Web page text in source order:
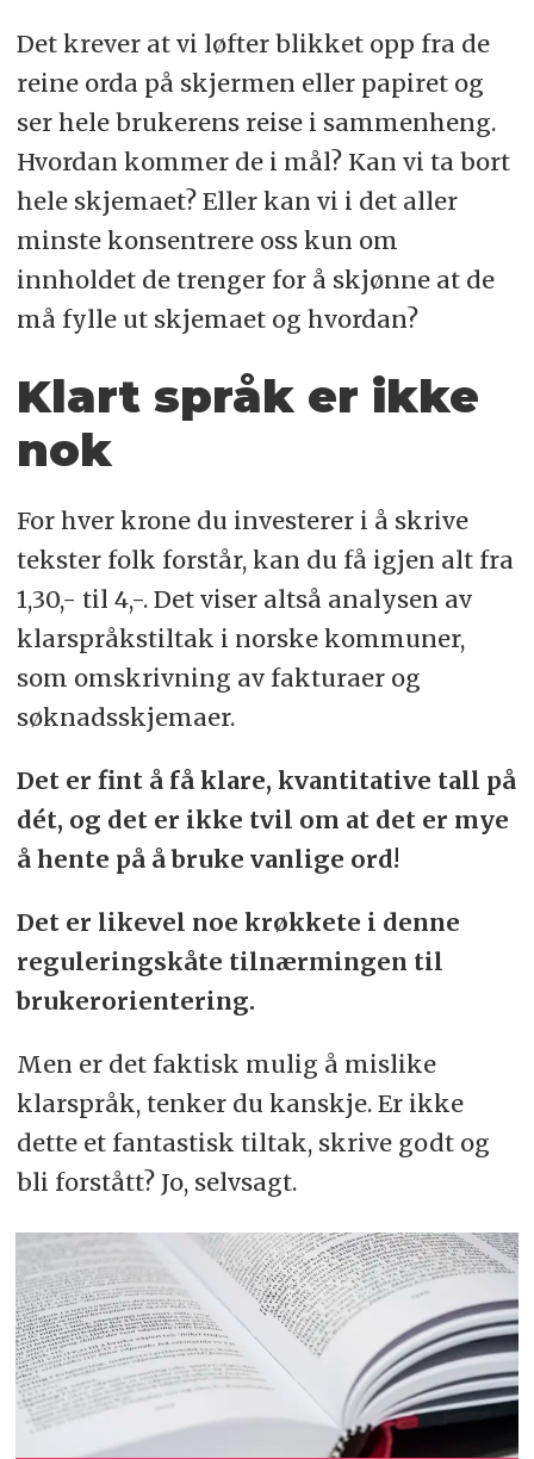
Det krever at vi løfter blikket opp fra de
reine orda på skjermen eller papiret og
ser hele brukerens reise i sammenheng.
Hvordan kommer de i mål? Kan vi ta bort
hele skjemaet? Eller kan vi i det aller
minste konsentrere oss kun om
innholdet de trenger for å skjønne at de
må fylle ut skjemaet og hvordan?
Klart språk er ikke
nok
For hver krone du investerer i å skrive
tekster folk forstår, kan du få igjen alt fra
1,30,- til 4,-. Det viser altså analysen av
klarspråkstiltak i norske kommuner,
som omskrivning av fakturaer og
søknadsskjemaer.
Det er fint å få klare, kvantitative tall på
dét, og det er ikke tvil om at det er mye
å hente på å bruke vanlige ord!
Det er likevel noe krøkkete i denne
reguleringskåte tilnærmingen til
brukerorientering.
Men er det faktisk mulig å mislike
klarspråk, tenker du kanskje. Er ikke
dette et fantastisk tiltak, skrive godt og
bli forstått? Jo, selvsagt.